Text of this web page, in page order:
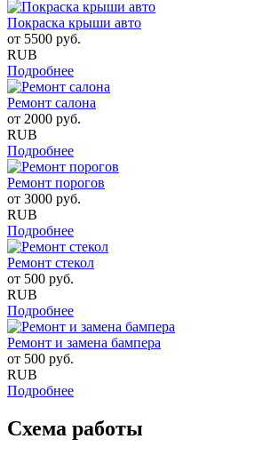
Покраска крыши авто
от 5500 руб.
RUB
Подробнее
Ремонт салона
от 2000 руб.
RUB
Подробнее
Ремонт порогов
от 3000 руб.
RUB
Подробнее
Ремонт стекол
от 500 руб.
RUB
Подробнее
Ремонт и замена бампера
от 500 руб.
RUB
Подробнее
Схема работы